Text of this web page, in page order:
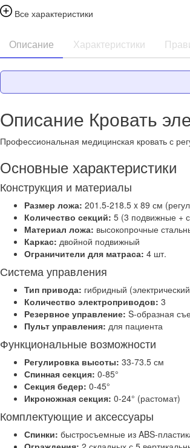
Все характеристики
Описание Характеристики
Описание Кровать
Профессиональная медицинская кровать с
Основные характеристики
Конструкция и материалы
Размер ложа: 201.5-218.5 x 89 см
Количество секций: 5 (3 подвижные +
Материал ложа: высокопрочные
Каркас: двойной подвижный
Ограничители для матраса: 4 шт.
Система управления
Тип привода: гибридный
Количество электроприводов: 3
Резервное управление: S-образная
Пульт управления: для пациента
Функциональные возможности
Регулировка высоты: 33-73.5 см
Спинная секция: 0-85°
Секция бедер: 0-45°
Икроножная секция: 0-24° (растомат)
Комплектующие и аксессуары
Спинки: быстросъемные из ABS-